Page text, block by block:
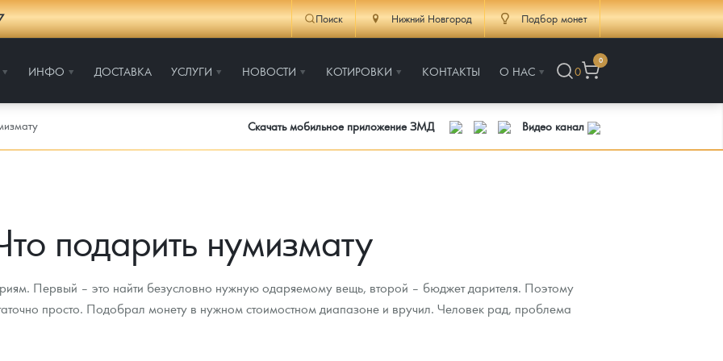
Поиск Нижний Новгород Подбор монет
ИНФО ДОСТАВКА УСЛУГИ НОВОСТИ КОТИРОВКИ КОНТАКТЫ О НАС 0
0
Скачать мобильное приложение ЗМД Видео канал
подарить нумизмату
Первый – это найти безусловно нужную одаряемому вещь, второй – бюджет дарителя. Поэтому
просто. Подобрал монету в нужном стоимостном диапазоне и вручил. Человек рад, проблема